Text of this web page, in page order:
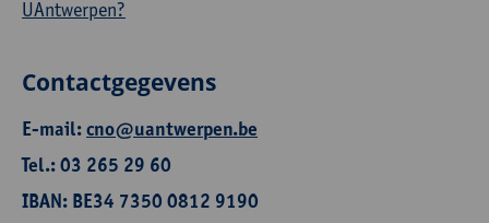
UAntwerpen?
Contactgegevens
E-mail:cno@uantwerpen.be
Tel.: 03 265 29 60
IBAN: BE34 7350 0812 9190